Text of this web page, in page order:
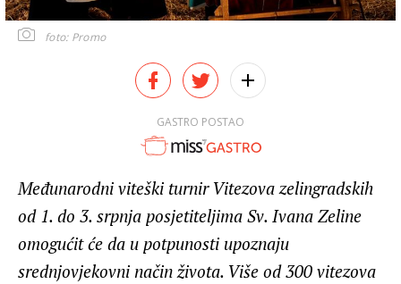
foto: Promo
GASTRO POSTAO
Međunarodni viteški turnir Vitezova zelingradskih
od 1. do 3. srpnja posjetiteljima Sv. Ivana Zeline
omogućit će da u potpunosti upoznaju
srednjovjekovni način života. Više od 300 vitezova